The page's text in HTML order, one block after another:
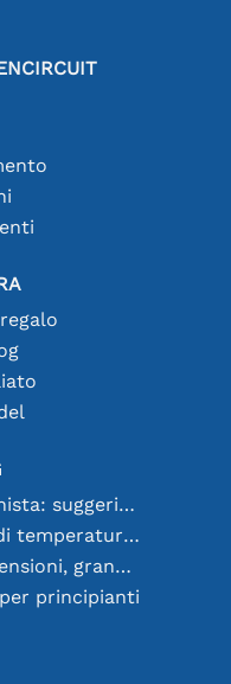
Saldare come un professionista: suggerimenti per connessioni elettroniche perfette
Scegliere il giusto sensore di temperatura [youtube]
Batterie 18650: piccole dimensioni, grandi prestazioni
principianti